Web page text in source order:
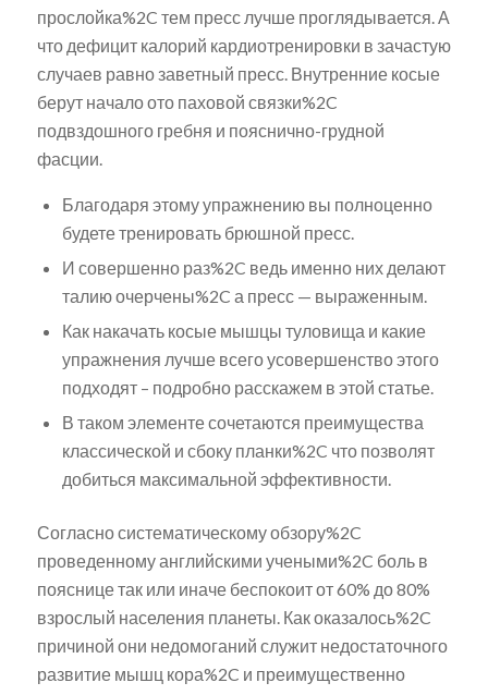
прослойка%2C тем пресс лучше проглядывается. А
что дефицит калорий кардиотренировки в зачастую
случаев равно заветный пресс. Внутренние косые
берут начало ото паховой связки%2C
подвздошного гребня и пояснично-грудной
фасции.
Благодаря этому упражнению вы полноценно
будете тренировать брюшной пресс.
И совершенно раз%2C ведь именно них делают
талию очерчены%2C а пресс — выраженным.
Как накачать косые мышцы туловища и какие
упражнения лучше всего усовершенство этого
подходят – подробно расскажем в этой статье.
В таком элементе сочетаются преимущества
классической и сбоку планки%2C что позволят
добиться максимальной эффективности.
Согласно систематическому обзору%2C
проведенному английскими учеными%2C боль в
пояснице так или иначе беспокоит от 60% до 80%
взрослый населения планеты. Как оказалось%2C
причиной они недомоганий служит недостаточного
развитие мышц кора%2C и преимущественно